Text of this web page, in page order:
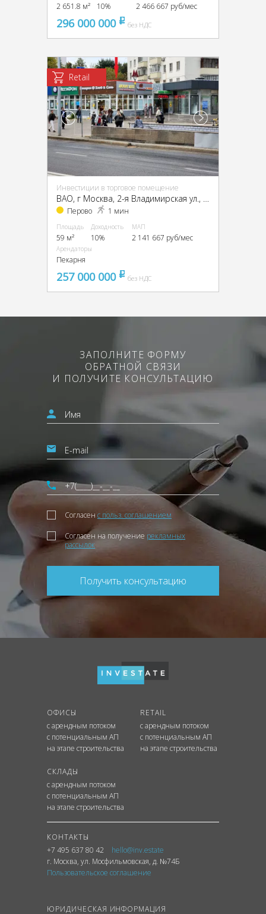
2 651.8 м² 10% 2 466 667 руб/мес
296 000 000 pуббез НДС
Retail
Инвестиции в торговое помещение
ВАО, г Москва, 2-я Владимирская ул., 38/18
Перово 1 мин
Площадь
59 м²
Доходность
10%
МАП
2 141 667 руб/мес
Арендаторы
Пекарня
257 000 000 pуббез НДС
ЗАПОЛНИТЕ ФОРМУ
ОБРАТНОЙ СВЯЗИ
И ПОЛУЧИТЕ КОНСУЛЬТАЦИЮ
Согласен с польз. соглашением
Согласен на получение рекламных
рассылок
Получить консультацию
ОФИСЫ
с арендным потоком
с потенциальным АП
на этапе строительства
RETAIL
с арендным потоком
с потенциальным АП
на этапе строительства
СКЛАДЫ
с арендным потоком
с потенциальным АП
на этапе строительства
КОНТАКТЫ
+7 495 637 80 42
hello@inv.estate
г. Москва, ул. Мосфильмовская, д. №74Б
Пользовательское соглашение
ЮРИДИЧЕСКАЯ ИНФОРМАЦИЯ